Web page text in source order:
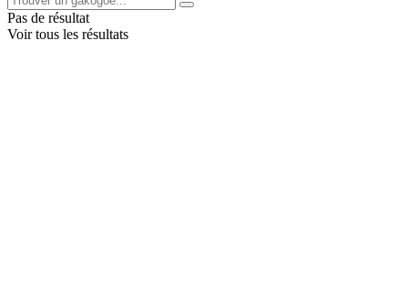
Pas de résultat
Voir tous les résultats